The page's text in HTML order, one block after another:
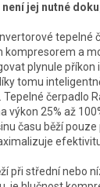
jej nutné
tepelné
kompresorem a
plynule příkon
tomu
čerpadlo
výkon 25% až
času běží
při střední nebo